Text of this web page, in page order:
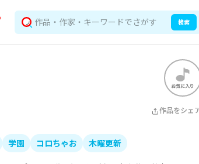
検索
作品をシェ
学園 コロちゃお 木曜更新